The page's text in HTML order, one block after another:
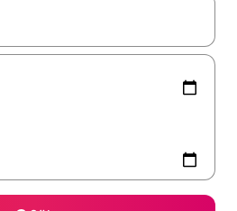
kan du navigera med upp- och